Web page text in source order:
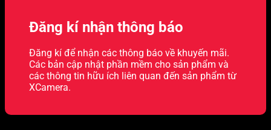
Đăng kí nhận thông báo
Đăng kí để nhận các thông báo về khuyến mãi.
Các bản cập nhật phần mềm cho sản phẩm và
các thông tin hữu ích liên quan đến sản phẩm từ
XCamera.